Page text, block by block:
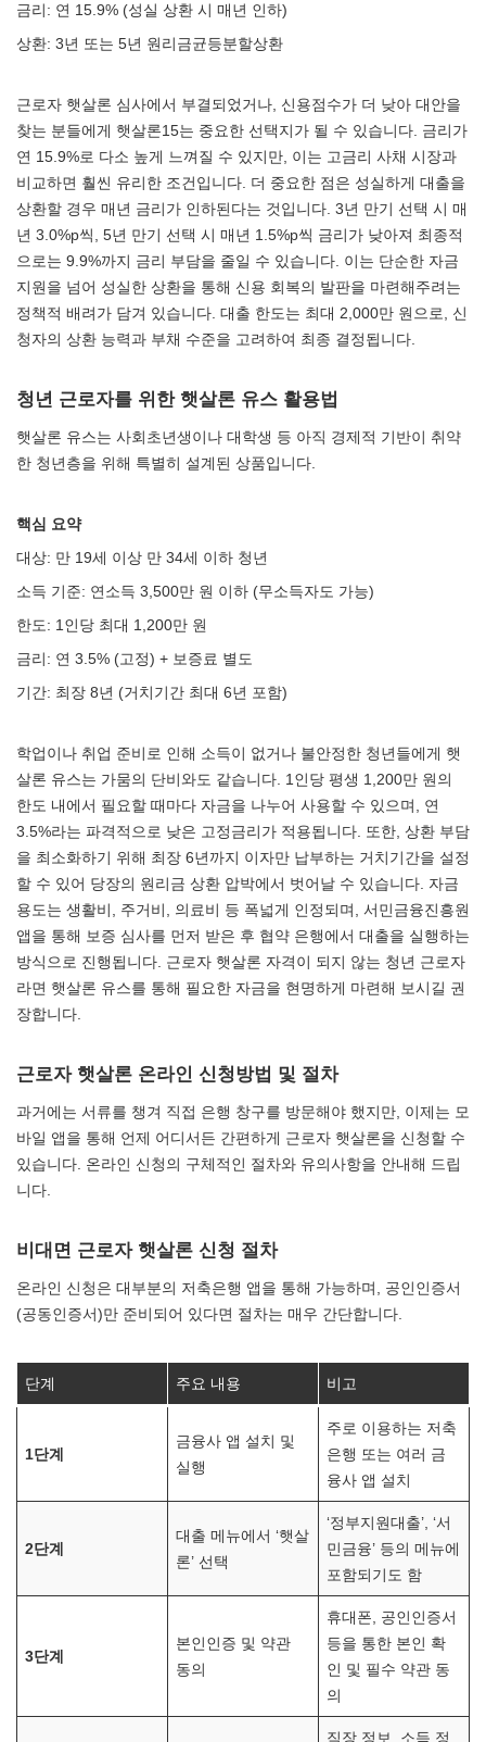
금리: 연 15.9% (성실 상환 시 매년 인하)
상환: 3년 또는 5년 원리금균등분할상환
근로자 햇살론 심사에서 부결되었거나, 신용점수가 더 낮아 대안을
찾는 분들에게 햇살론15는 중요한 선택지가 될 수 있습니다. 금리가
연 15.9%로 다소 높게 느껴질 수 있지만, 이는 고금리 사채 시장과
비교하면 훨씬 유리한 조건입니다. 더 중요한 점은 성실하게 대출을
상환할 경우 매년 금리가 인하된다는 것입니다. 3년 만기 선택 시 매
년 3.0%p씩, 5년 만기 선택 시 매년 1.5%p씩 금리가 낮아져 최종적
으로는 9.9%까지 금리 부담을 줄일 수 있습니다. 이는 단순한 자금
지원을 넘어 성실한 상환을 통해 신용 회복의 발판을 마련해주려는
정책적 배려가 담겨 있습니다. 대출 한도는 최대 2,000만 원으로, 신
청자의 상환 능력과 부채 수준을 고려하여 최종 결정됩니다.
청년 근로자를 위한 햇살론 유스 활용법
햇살론 유스는 사회초년생이나 대학생 등 아직 경제적 기반이 취약
한 청년층을 위해 특별히 설계된 상품입니다.
핵심 요약
대상: 만 19세 이상 만 34세 이하 청년
소득 기준: 연소득 3,500만 원 이하 (무소득자도 가능)
한도: 1인당 최대 1,200만 원
금리: 연 3.5% (고정) + 보증료 별도
기간: 최장 8년 (거치기간 최대 6년 포함)
학업이나 취업 준비로 인해 소득이 없거나 불안정한 청년들에게 햇
살론 유스는 가뭄의 단비와도 같습니다. 1인당 평생 1,200만 원의
한도 내에서 필요할 때마다 자금을 나누어 사용할 수 있으며, 연
3.5%라는 파격적으로 낮은 고정금리가 적용됩니다. 또한, 상환 부담
을 최소화하기 위해 최장 6년까지 이자만 납부하는 거치기간을 설정
할 수 있어 당장의 원리금 상환 압박에서 벗어날 수 있습니다. 자금
용도는 생활비, 주거비, 의료비 등 폭넓게 인정되며, 서민금융진흥원
앱을 통해 보증 심사를 먼저 받은 후 협약 은행에서 대출을 실행하는
방식으로 진행됩니다. 근로자 햇살론 자격이 되지 않는 청년 근로자
라면 햇살론 유스를 통해 필요한 자금을 현명하게 마련해 보시길 권
장합니다.
근로자 햇살론 온라인 신청방법 및 절차
과거에는 서류를 챙겨 직접 은행 창구를 방문해야 했지만, 이제는 모
바일 앱을 통해 언제 어디서든 간편하게 근로자 햇살론을 신청할 수
있습니다. 온라인 신청의 구체적인 절차와 유의사항을 안내해 드립
니다.
비대면 근로자 햇살론 신청 절차
온라인 신청은 대부분의 저축은행 앱을 통해 가능하며, 공인인증서
(공동인증서)만 준비되어 있다면 절차는 매우 간단합니다.
단계 주요 내용 비고
1단계
금융사 앱 설치 및
실행
주로 이용하는 저축
은행 또는 여러 금
융사 앱 설치
2단계
대출 메뉴에서 ‘햇살
론’ 선택
‘정부지원대출’, ‘서
민금융’ 등의 메뉴에
포함되기도 함
3단계
본인인증 및 약관
동의
휴대폰, 공인인증서
등을 통한 본인 확
인 및 필수 약관 동
의
직장 정보, 소득 정